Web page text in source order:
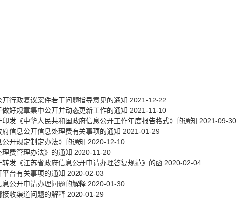
行政复议案件若干问题指导意见的通知 2021-12-22
好规章集中公开并动态更新工作的通知 2021-11-10
发《中华人民共和国政府信息公开工作年度报告格式》的通知 2021-09-30
信息公开信息处理费有关事项的通知 2021-01-29
开规定制定办法》的通知 2020-12-10
费管理办法》的通知 2020-11-20
发《江苏省政府信息公开申请办理答复规范》的函 2020-02-04
台有关事项的通知 2020-02-03
公开申请办理问题的解释 2020-01-30
接收渠道问题的解释 2020-01-29
政务微博